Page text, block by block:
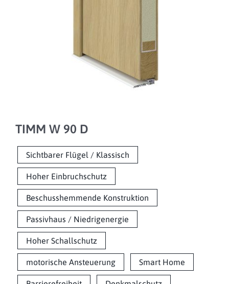
TIMM W 90 D
Sichtbarer Flügel / Klassisch
Hoher Einbruchschutz
Beschusshemmende Konstruktion
Passivhaus / Niedrigenergie
Hoher Schallschutz
motorische Ansteuerung Smart Home